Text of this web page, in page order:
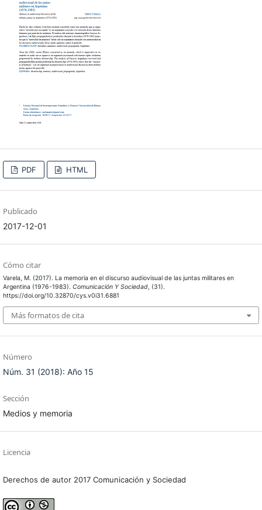
PDF HTML
Publicado
2017-12-01
Cómo citar
Varela, M. (2017). La memoria en el discurso audiovisual de las juntas militares en
Argentina (1976-1983). Comunicación Y Sociedad, (31).
https://doi.org/10.32870/cys.v0i31.6881
Más formatos de cita
Número
Núm. 31 (2018): Año 15
Sección
Medios y memoria
Licencia
Derechos de autor 2017 Comunicación y Sociedad